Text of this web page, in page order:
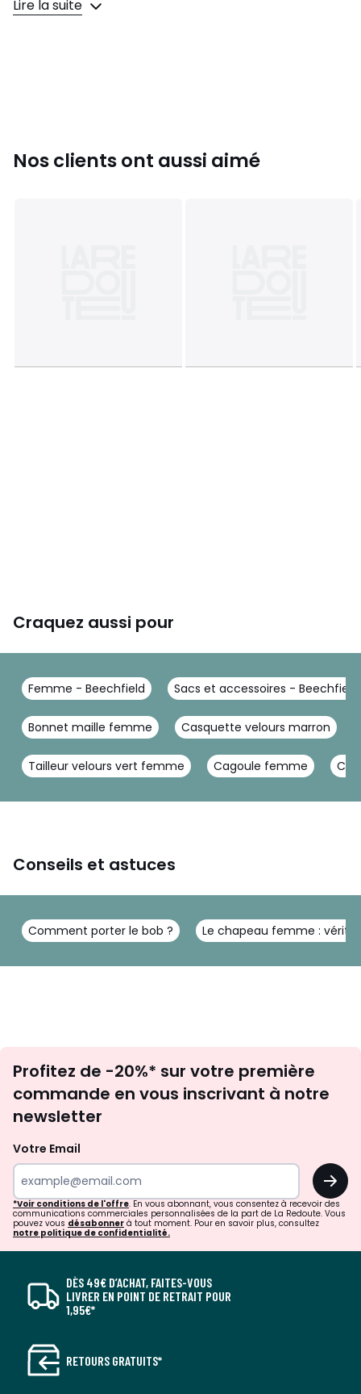
Réf:PC4624
Lire la suite
Nos clients ont aussi aimé
Craquez aussi pour
Femme - Beechfield Sacs et accessoires - Beechfield
Bonnet maille femme Casquette velours marron
Tailleur velours vert femme Cagoule femme
Conseils et astuces
Comment porter le bob ? Le chapeau femme :
newsletter
Profitez de -20%* sur votre première
commande en vous inscrivant à notre
newsletter
Votre Email
OK
*Voir conditions de l'offre. En vous abonnant, vous consentez à recevoir des
communications commerciales personnalisées de la part de La Redoute. Vous
pouvez vous désabonner à tout moment. Pour en savoir plus, consultez
notre politique de confidentialité.
DÈS 49€ D’ACHAT, FAITES-VOUS
LIVRER EN POINT DE RETRAIT POUR
1,95€*
RETOURS GRATUITS*